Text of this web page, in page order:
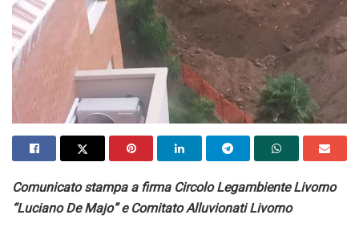
Comunicato stampa a firma Circolo Legambiente Livorno
“Luciano De Majo” e Comitato Alluvionati Livorno